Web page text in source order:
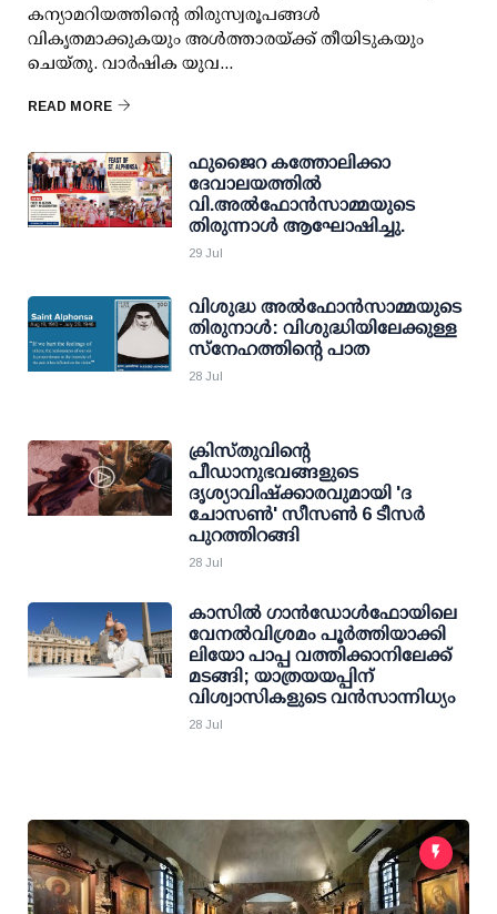
കന്യാമറിയത്തിന്റെ തിരുസ്വരൂപങ്ങൾ
വികൃതമാക്കുകയും അൾത്താരയ്ക്ക് തീയിടുകയും
ചെയ്തു. വാർഷിക യുവ...
READ MORE
ഫുജൈറ കത്തോലിക്കാ
ദേവാലയത്തിൽ
വി.അൽഫോൻസാമ്മയുടെ
തിരുന്നാൾ ആഘോഷിച്ചു.
29 Jul
വിശുദ്ധ അൽഫോൻസാമ്മയുടെ
തിരുനാൾ: വിശുദ്ധിയിലേക്കുള്ള
സ്നേഹത്തിന്റെ പാത
28 Jul
ക്രിസ്തുവിന്റെ
പീഡാനുഭവങ്ങളുടെ
ദൃശ്യാവിഷ്ക്കാരവുമായി 'ദ
ചോസൺ' സീസൺ 6 ടീസര്‍
പുറത്തിറങ്ങി
28 Jul
കാസിൽ ഗാൻഡോൾഫോയിലെ
വേനൽവിശ്രമം പൂർത്തിയാക്കി
ലിയോ പാപ്പ വത്തിക്കാനിലേക്ക്
മടങ്ങി; യാത്രയയപ്പിന്
വിശ്വാസികളുടെ വൻസാന്നിധ്യം
28 Jul